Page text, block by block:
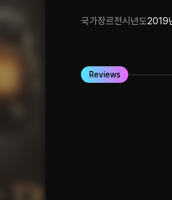
국가장르전시년도2019
Reviews